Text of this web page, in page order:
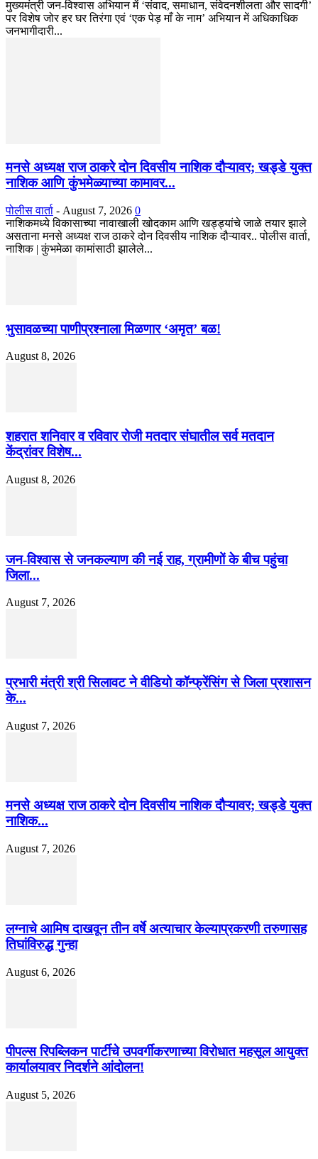
मुख्यमंत्री जन-विश्वास अभियान में ‘संवाद, समाधान, संवेदनशीलता और सादगी’
पर विशेष जोर हर घर तिरंगा एवं ‘एक पेड़ माँ के नाम’ अभियान में अधिकाधिक
जनभागीदारी...
मनसे अध्यक्ष राज ठाकरे दोन दिवसीय नाशिक दौऱ्यावर; खड्डे युक्त
नाशिक आणि कुंभमेळ्याच्या कामावर...
पोलीस वार्ता - August 7, 2026 0
नाशिकमध्ये विकासाच्या नावाखाली खोदकाम आणि खड्ड्यांचे जाळे तयार झाले
असताना मनसे अध्यक्ष राज ठाकरे दोन दिवसीय नाशिक दौऱ्यावर.. पोलीस वार्ता,
नाशिक | कुंभमेळा कामांसाठी झालेले...
भुसावळच्या पाणीप्रश्नाला मिळणार ‘अमृत’ बळ!
August 8, 2026
शहरात शनिवार व रविवार रोजी मतदार संघातील सर्व मतदान
केंद्रांवर विशेष...
August 8, 2026
जन-विश्वास से जनकल्याण की नई राह, ग्रामीणों के बीच पहुंचा
जिला...
August 7, 2026
प्रभारी मंत्री श्री सिलावट ने वीडियो कॉन्फ्रेंसिंग से जिला प्रशासन
के...
August 7, 2026
मनसे अध्यक्ष राज ठाकरे दोन दिवसीय नाशिक दौऱ्यावर; खड्डे युक्त
नाशिक...
August 7, 2026
लग्नाचे आमिष दाखवून तीन वर्षे अत्याचार केल्याप्रकरणी तरुणासह
तिघांविरुद्ध गुन्हा
August 6, 2026
पीपल्स रिपब्लिकन पार्टीचे उपवर्गीकरणाच्या विरोधात महसूल आयुक्त
कार्यालयावर निदर्शने आंदोलन!
August 5, 2026